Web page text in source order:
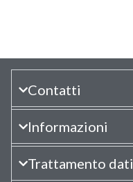
Contatti
Informazioni
Trattamento dati